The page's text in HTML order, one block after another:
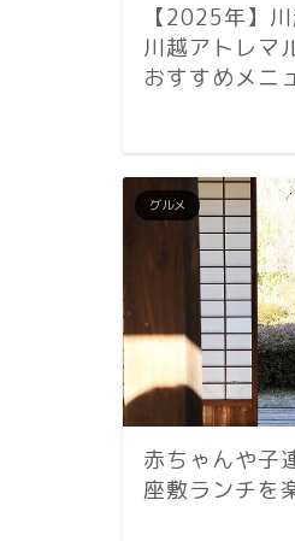
【2025年】
川越アトレマ
おすすめメニ
グルメ
赤ちゃんや子
座敷ランチを